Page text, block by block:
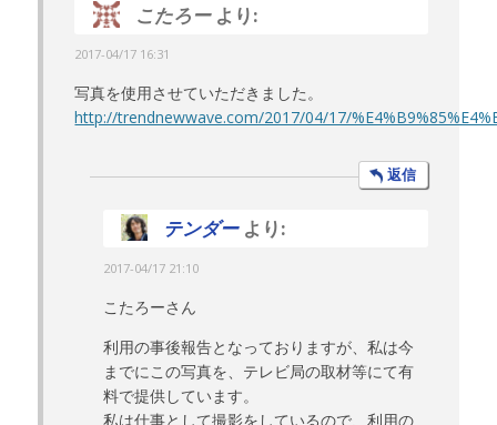
こたろー より:
2017-04/17 16:31
写真を使用させていただきました。
http://trendnewwave.com/2017/04/17/
返信
テンダー より:
2017-04/17 21:10
こたろーさん
利用の事後報告となっておりますが、私は今
までにこの写真を、テレビ局の取材等にて有
料で提供しています。
私は仕事として撮影をしているので、利用の